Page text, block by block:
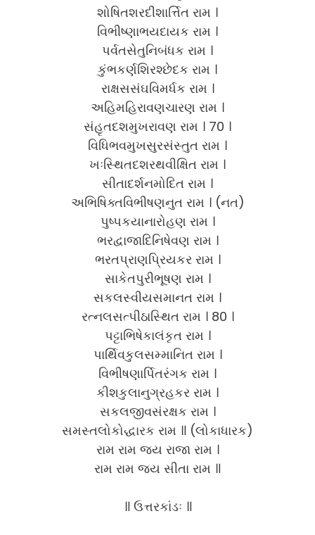
શોષિતશરદીશાર્ત્તિત રામ ।
વિભીષ્ણાભયદાયક રામ ।
પર્વતસેતુનિબંધક રામ ।
કુંભકર્ણશિરશ્છેદક રામ ।
રાક્ષસસંઘવિમર્ધક રામ ।
અહિમહિરાવણચારણ રામ ।
સંહૃતદશમુખરાવણ રામ । 70 ।
વિધિભવમુખસુરસંસ્તુત રામ ।
ખઃસ્થિતદશરથવીક્ષિત રામ ।
સીતાદર્શનમોદિત રામ ।
અભિષિક્તવિભીષણનુત રામ । (નત)
પુષ્પકયાનારોહણ રામ ।
ભરદ્વાજાદિનિષેવણ રામ ।
ભરતપ્રાણપ્રિયકર રામ ।
સાકેતપુરીભૂષણ રામ ।
સકલસ્વીયસમાનત રામ ।
રત્નલસત્પીઠાસ્થિત રામ । 80 ।
પટ્ટાભિષેકાલંકૃત રામ ।
પાર્થિવકુલસમ્માનિત રામ ।
વિભીષણાર્પિતરંગક રામ ।
કીશકુલાનુગ્રહકર રામ ।
સકલજીવસંરક્ષક રામ ।
સમસ્તલોકોદ્ધારક રામ ॥ (લોકાધારક)
રામ રામ જય રાજા રામ ।
રામ રામ જય સીતા રામ ॥
॥ ઉત્તરકાંડઃ ॥